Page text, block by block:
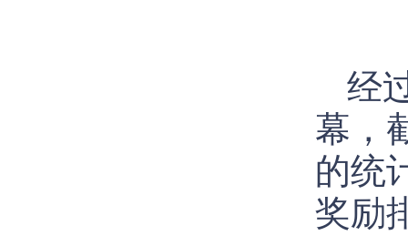
经
幕，
的统
奖励